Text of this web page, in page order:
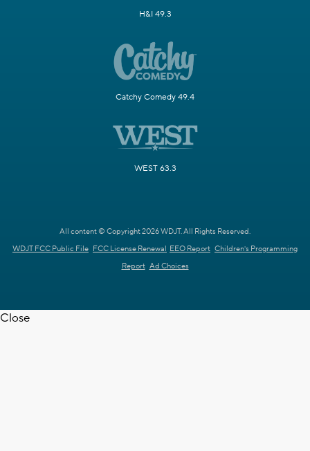
H&I 49.3
Catchy Comedy 49.4
WEST 63.3
All content © Copyright 2026 WDJT. All Rights Reserved.
WDJT FCC Public File FCC License Renewal EEO Report Children's Programming
Report Ad Choices
Close